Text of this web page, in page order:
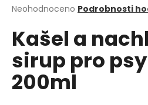
Průměrné
produktu
je
z
5
hvězdiček.
Neohodnoceno Podrobnosti
Kašel a
sirup pro psy
200ml
?
HLEDAT